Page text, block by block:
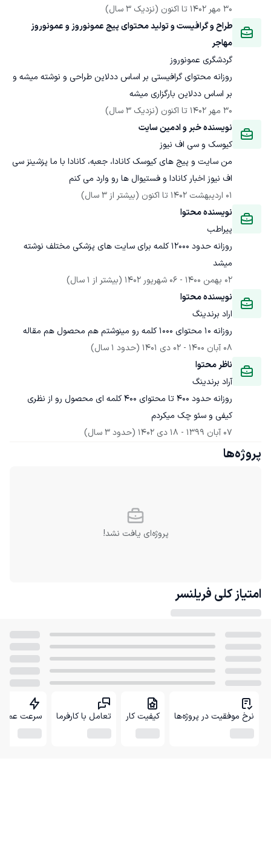
30 مهر 1402
تا اکنون (نزدیک 3 سال)
طراح و گرافیست و تولید محتوای پیج عمونوروز و عمونوروز
مهاجر
گردشگری عمونوروز
روزانه محتوای گرافیستی بر اساس ددلاین طراحی و نوشته میشه و
بر اساس ددلاین بارگزاری میشه
30 مهر 1402
تا اکنون (نزدیک 3 سال)
نویسنده خبر و ادمین سایت
کیوسک و سی اف نیوز
من سایت و پیج های کیوسک کانادا، جعبه، کانادا با ما پزشینز سی
اف نیوز اخبار کانادا و فستیوال ها رو وارد می کنم
01 اردیبهشت 1402
تا اکنون (بیشتر از 3 سال)
نویسنده محتوا
پیراطب
روزانه حدود 12000 کلمه برای سایت های پزشکی مختلف نوشته
میشد
02 بهمن 1400
- 06 شهریور 1402
(بیشتر از 1 سال)
نویسنده محتوا
اراد برندینگ
روزانه 10 محتوای 1000 کلمه رو مینوشتم هم محصول هم مقاله
08 آبان 1400
- 02 دی 1401
(حدود 1 سال)
ناظر محتوا
آراد برندینگ
روزانه حدود 400 تا محتوای 400 کلمه ای محصول رو از نظری
کیفی و سئو چک میکردم
07 آبان 1399
- 18 دی 1402 (حدود 3 سال)
پروژه‌ها
پروژه‌ای یافت نشد!
امتیاز کلی فریلنسر
نرخ موفقیت در پروژه‌ها کیفیت کار تعامل با کارفرما سرعت عمل